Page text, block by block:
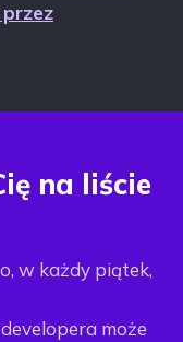
przez
na liście
w każdy piątek,
może